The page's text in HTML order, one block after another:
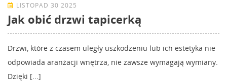
LISTOPAD 30 2025
Jak obić drzwi tapicerką
Drzwi, które z czasem uległy uszkodzeniu lub ich estetyka nie
odpowiada aranżacji wnętrza, nie zawsze wymagają wymiany.
Dzięki [...]